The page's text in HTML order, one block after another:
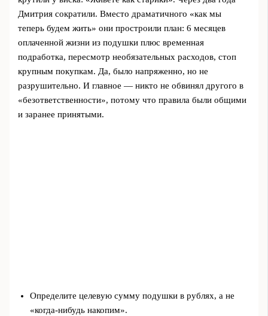
Дмитрия сократили. Вместо драматичного «как мы
теперь будем жить» они простроили план: 6 месяцев
оплаченной жизни из подушки плюс временная
подработка, пересмотр необязательных расходов, стоп
крупным покупкам. Да, было напряженно, но не
разрушительно. И главное — никто не обвинял другого в
«безответственности», потому что правила были общими
и заранее принятыми.
Определите целевую сумму подушки в рублях, а не
«когда-нибудь накопим».